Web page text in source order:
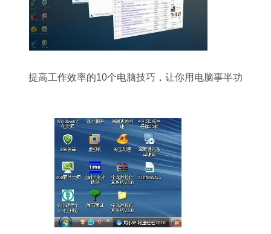
提高工作效率的10个电脑技巧，让你用电脑事半功